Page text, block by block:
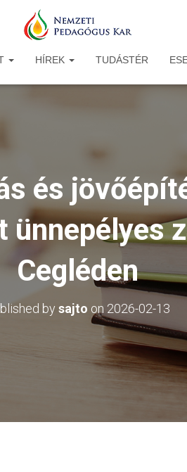
HÍREK TUDÁSTÉR
és
ünnepélyes
Cegléden
by sajto on 2026-02-13